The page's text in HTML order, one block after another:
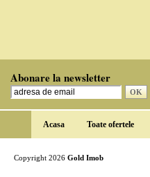
Abonare la newsletter
Acasa Toate ofertele
Copyright 2026 Gold Imob